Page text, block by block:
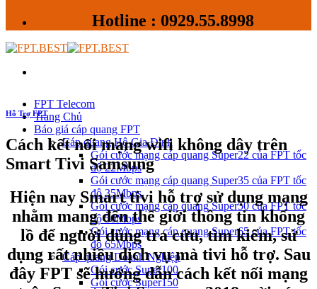
Hotline : 0929.55.8998
FPT Telecom
Trang Chủ
Báo giá cáp quang FPT
Cáp quang Hộ Gia Đình
Gói cước mạng cáp quang Super22 của FPT tốc
độ 22Mbps
Gói cước mạng cáp quang Super35 của FPT tốc
độ 35Mbps
Gói cước mạng cáp quang Super50 của FPT tốc
độ 50Mbps
Gói cước mạng cáp quang Super65 của FPT tốc
độ 65Mbps
Cáp quang Doanh Nghiệp
Gói cước Super100
Gói cước Super150
Hỗ Trợ FPT
Cách kết nối mạng wifi không dây trên
Smart Tivi Samsung
Hiện nay Smart tivi hỗ trợ sử dụng mạng
nhằm mang đến thế giới thông tin khổng
lồ để người dùng tra cứu, tìm kiếm, sử
dụng rất nhiều dịch vụ mà tivi hỗ trợ. Sau
đây FPT sẽ hướng dẫn cách kết nối mạng